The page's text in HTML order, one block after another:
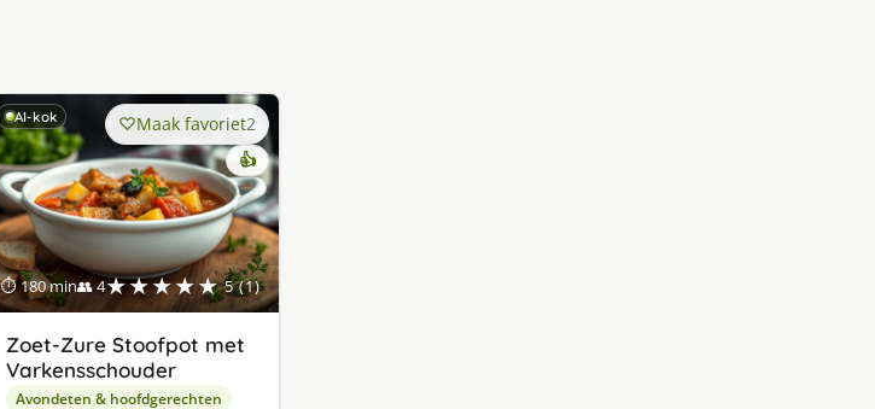
AI-kok
⏱ 180 min👥 4★★★★★ 5 (1)
Maak favoriet2
👍
Zoet-Zure Stoofpot met
Varkensschouder
Avondeten & hoofdgerechten